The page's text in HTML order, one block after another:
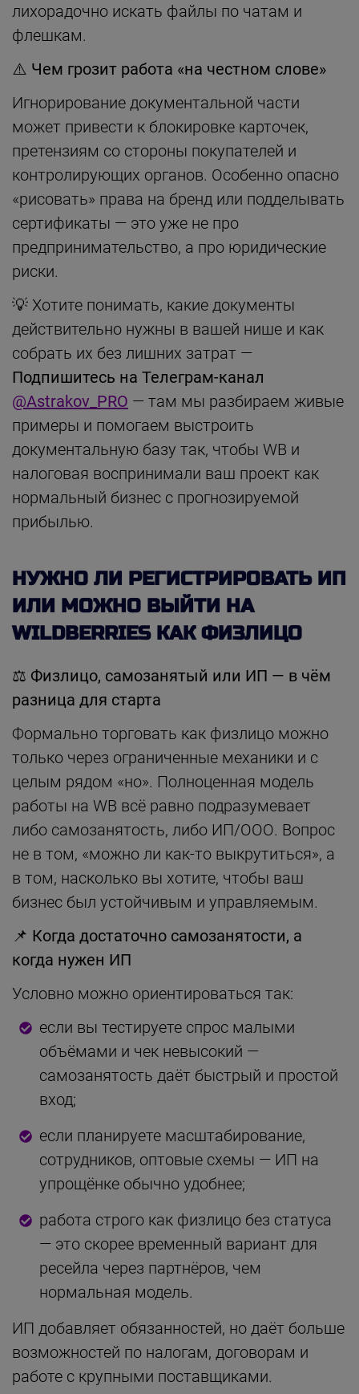
лихорадочно искать файлы по чатам и
флешкам.
⚠️ Чем грозит работа «на честном слове»
Игнорирование документальной части
может привести к блокировке карточек,
претензиям со стороны покупателей и
контролирующих органов. Особенно опасно
«рисовать» права на бренд или подделывать
сертификаты — это уже не про
предпринимательство, а про юридические
риски.
💡 Хотите понимать, какие документы
действительно нужны в вашей нише и как
собрать их без лишних затрат —
Подпишитесь на Телеграм-канал
@Astrakov_PRO — там мы разбираем живые
примеры и помогаем выстроить
документальную базу так, чтобы WB и
налоговая воспринимали ваш проект как
нормальный бизнес с прогнозируемой
прибылью.
НУЖНО ЛИ РЕГИСТРИРОВАТЬ ИП
ИЛИ МОЖНО ВЫЙТИ НА
WILDBERRIES КАК ФИЗЛИЦО
⚖️ Физлицо, самозанятый или ИП — в чём
разница для старта
Формально торговать как физлицо можно
только через ограниченные механики и с
целым рядом «но». Полноценная модель
работы на WB всё равно подразумевает
либо самозанятость, либо ИП/ООО. Вопрос
не в том, «можно ли как-то выкрутиться», а
в том, насколько вы хотите, чтобы ваш
бизнес был устойчивым и управляемым.
📌 Когда достаточно самозанятости, а
когда нужен ИП
Условно можно ориентироваться так:
если вы тестируете спрос малыми
объёмами и чек невысокий —
самозанятость даёт быстрый и простой
вход;
если планируете масштабирование,
сотрудников, оптовые схемы — ИП на
упрощёнке обычно удобнее;
работа строго как физлицо без статуса
— это скорее временный вариант для
ресейла через партнёров, чем
нормальная модель.
ИП добавляет обязанностей, но даёт больше
возможностей по налогам, договорам и
работе с крупными поставщиками.